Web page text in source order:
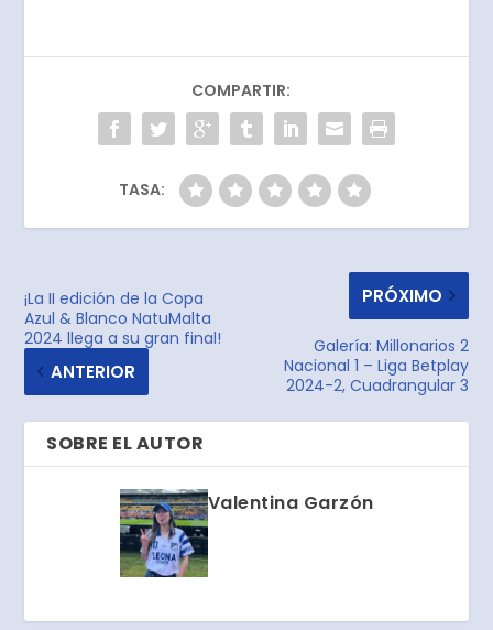
COMPARTIR:
TASA:
¡La II edición de la Copa
Azul & Blanco NatuMalta
2024 llega a su gran final!
ANTERIOR
PRÓXIMO
Galería: Millonarios 2
Nacional 1 – Liga Betplay
2024-2, Cuadrangular 3
SOBRE EL AUTOR
Valentina Garzón